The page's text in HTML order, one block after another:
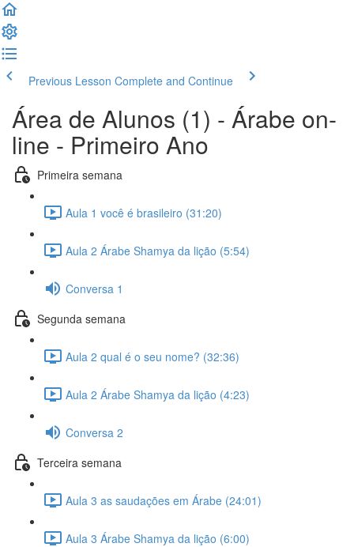
Previous Lesson Complete and Continue
Área de Alunos (1) - Árabe on-
line - Primeiro Ano
Primeira semana
Aula 1 você é brasileiro (31:20)
Aula 2 Árabe Shamya da lição (5:54)
Conversa 1
Segunda semana
Aula 2 qual é o seu nome? (32:36)
Aula 2 Árabe Shamya da lição (4:23)
Conversa 2
Terceira semana
Aula 3 as saudações em Árabe (24:01)
Aula 3 Árabe Shamya da lição (6:00)